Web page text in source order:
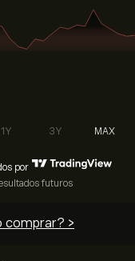
1Y 3Y MAX
por
futuros
comprar? >